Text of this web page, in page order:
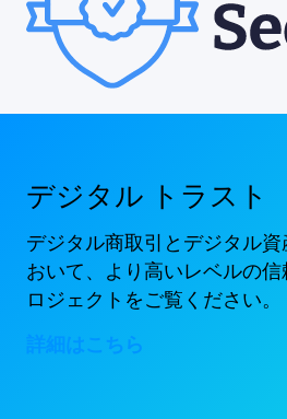
デジタル トラスト
デジタル商取引とデジタル
おいて、より高いレベルの
ロジェクトをご覧ください。
詳細はこちら